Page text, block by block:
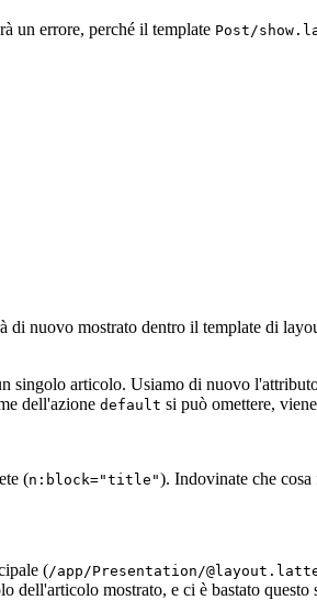
un errore, perché il template Post/
nuovo mostrato dentro il template di
singolo articolo. Usiamo di nuovo
dell'azione default si può omettere,
(n:block="title"). Indovinate che cosa
(/app/Presentation/
dell'articolo mostrato, e ci è bastato questo